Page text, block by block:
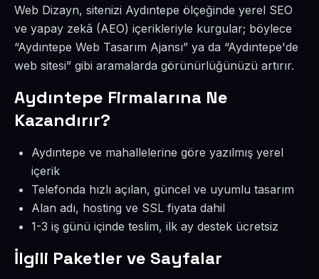
Web Dizayn, sitenizi Aydıntepe ölçeğinde yerel SEO
ve yapay zekâ (AEO) içerikleriyle kurgular; böylece
“Aydıntepe Web Tasarım Ajansı” ya da “Aydıntepe'de
web sitesi” gibi aramalarda görünürlüğünüzü artırır.
Aydıntepe Firmalarına Ne
Kazandırır?
Aydıntepe ve mahallelerine göre yazılmış yerel
içerik
Telefonda hızlı açılan, güncel ve uyumlu tasarım
Alan adı, hosting ve SSL fiyata dahil
1-3 iş günü içinde teslim, ilk ay destek ücretsiz
İlgili Paketler ve Sayfalar